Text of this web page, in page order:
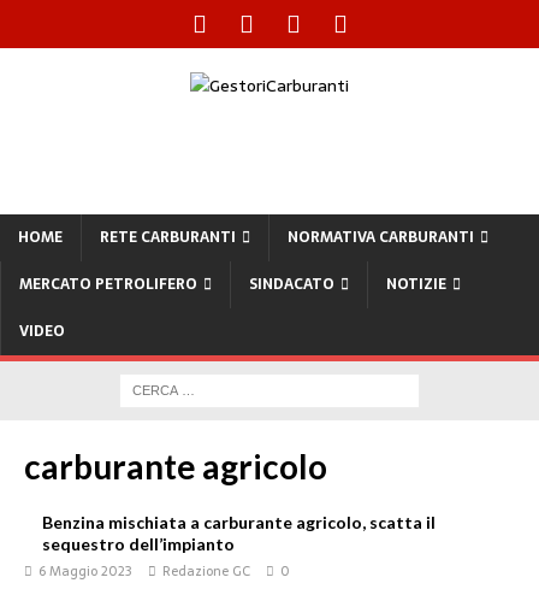
HOME RETE CARBURANTI
NORMATIVA CARBURANTI
MERCATO PETROLIFERO
SINDACATO
NOTIZIE
VIDEO
carburante agricolo
Benzina mischiata a carburante agricolo, scatta il
sequestro dell’impianto
6 Maggio 2023 Redazione GC 0